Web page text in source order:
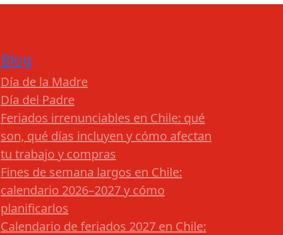
Blog
Día de la Madre
Día del Padre
Feriados irrenunciables en Chile: qué
son, qué días incluyen y cómo afectan
tu trabajo y compras
Fines de semana largos en Chile:
calendario 2026–2027 y cómo
planificarlos
Calendario de feriados 2027 en Chile: